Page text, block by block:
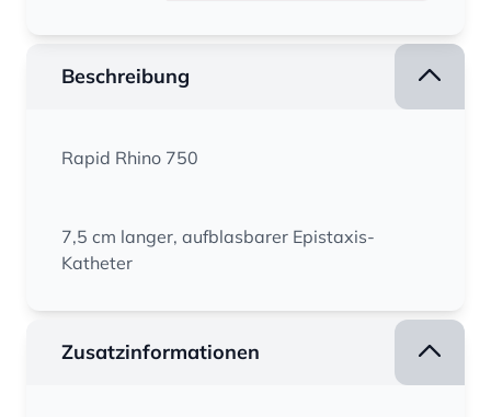
Beschreibung
Rapid Rhino 750
7,5 cm langer, aufblasbarer Epistaxis-
Katheter
Zusatzinformationen